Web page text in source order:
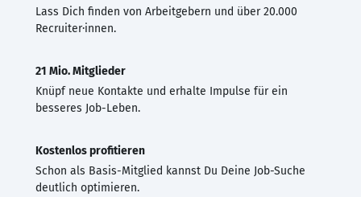
Lass Dich finden von Arbeitgebern und über 20.000
Recruiter·innen.
21 Mio. Mitglieder
Knüpf neue Kontakte und erhalte Impulse für ein
besseres Job-Leben.
Kostenlos profitieren
Schon als Basis-Mitglied kannst Du Deine Job-Suche
deutlich optimieren.